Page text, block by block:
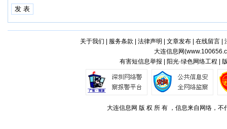
关于我们 服务条款 法律声明 文章发布| 在线留言|
大连信息网(
有害短信息举报 | 阳光·绿色网络工程 |
大连信息网 版 权 所 有 ，信息来自网络，